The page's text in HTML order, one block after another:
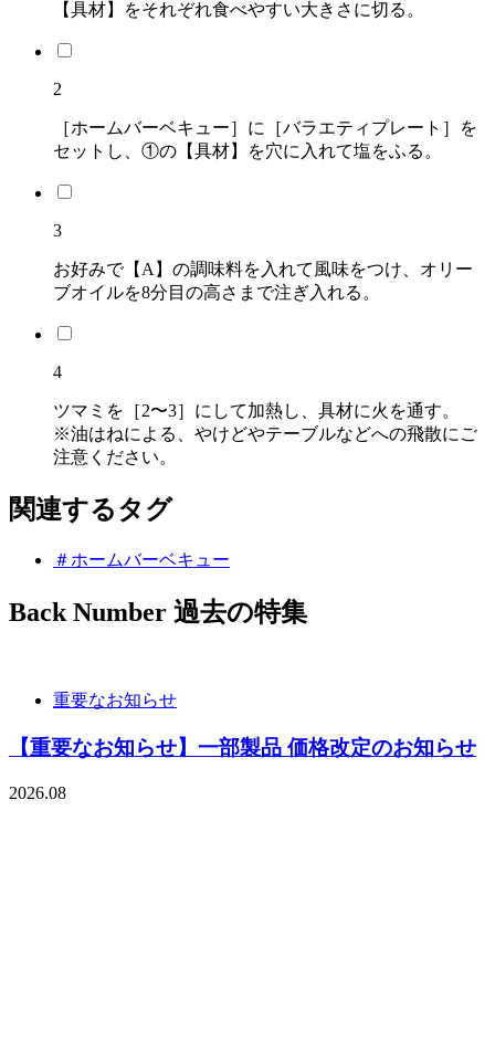
【具材】をそれぞれ食べやすい大きさに切る。
2
［ホームバーベキュー］に［バラエティプレート］を
セットし、①の【具材】を穴に入れて塩をふる。
3
お好みで【A】の調味料を入れて風味をつけ、オリー
ブオイルを8分目の高さまで注ぎ入れる。
4
ツマミを［2〜3］にして加熱し、具材に火を通す。
※油はねによる、やけどやテーブルなどへの飛散にご
注意ください。
関連するタグ
＃ホームバーベキュー
Back Number 過去の特集
重要なお知らせ
【重要なお知らせ】一部製品 価格改定のお知らせ
2026.08